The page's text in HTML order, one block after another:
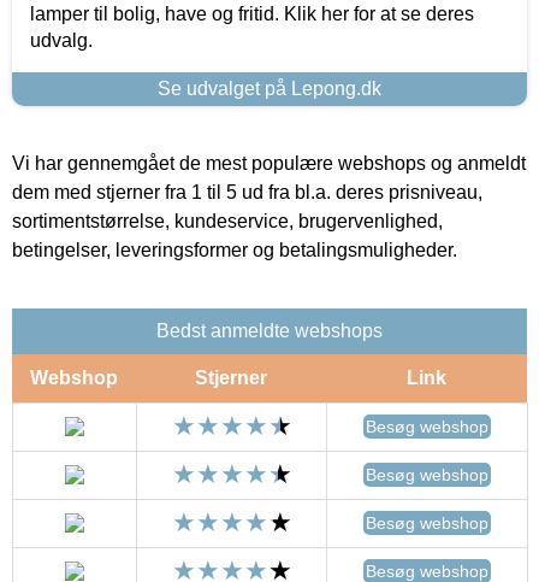
lamper til bolig, have og fritid. Klik her for at se deres
udvalg.
Se udvalget på Lepong.dk
Vi har gennemgået de mest populære webshops og anmeldt
dem med stjerner fra 1 til 5 ud fra bl.a. deres prisniveau,
sortimentstørrelse, kundeservice, brugervenlighed,
betingelser, leveringsformer og betalingsmuligheder.
Bedst anmeldte webshops
Webshop Stjerner Link
Besøg webshop
Besøg webshop
Besøg webshop
Besøg webshop